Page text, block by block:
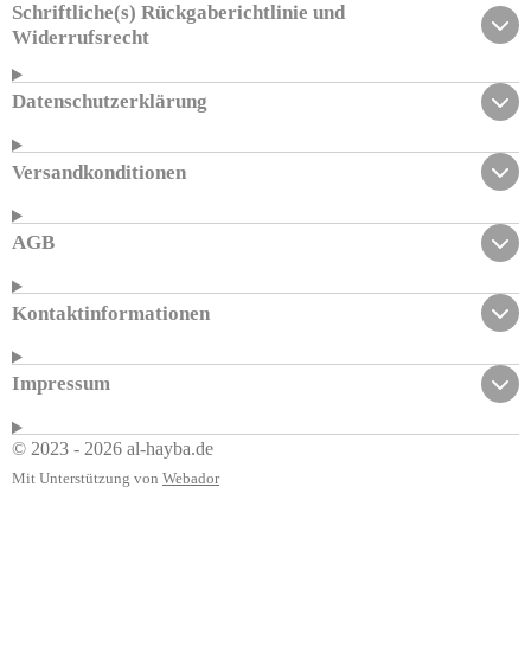
Schriftliche(s) Rückgaberichtlinie und
Widerrufsrecht
Datenschutzerklärung
Versandkonditionen
AGB
Kontaktinformationen
Impressum
© 2023 - 2026 al-hayba.de
Mit Unterstützung von Webador